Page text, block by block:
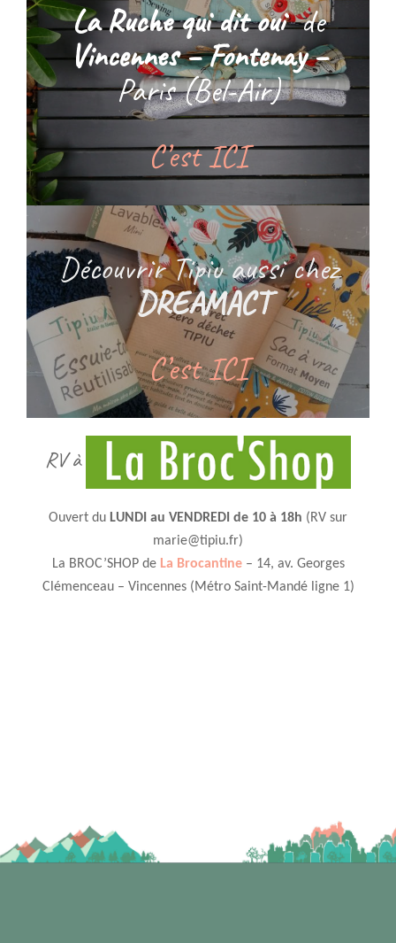
La Ruche qui dit ouide
Vincennes – Fontenay –
Paris (Bel-Air)
C’est ICI
Découvrir Tipiu aussi chez
DREAMACT
C’est ICI
RV à
Ouvert du LUNDI au VENDREDI de 10 à 18h (RV sur
marie@tipiu.fr)
La BROC’SHOP de La Brocantine– 14, av. Georges
Clémenceau – Vincennes (Métro Saint-Mandé ligne 1)